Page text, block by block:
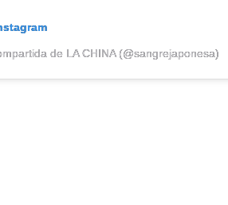
de LA CHINA (@sangrejaponesa)